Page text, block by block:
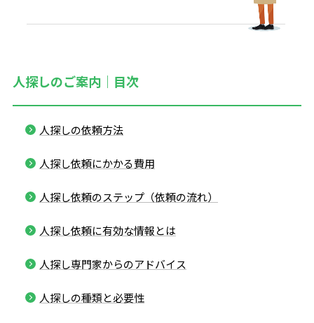
人探しのご案内｜目次
人探しの依頼方法
人探し依頼にかかる費用
人探し依頼のステップ（依頼の流れ）
人探し依頼に有効な情報とは
人探し専門家からのアドバイス
人探しの種類と必要性